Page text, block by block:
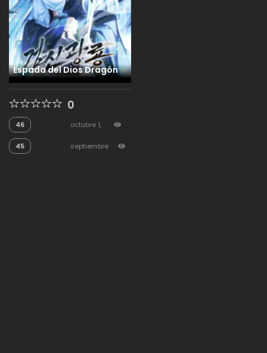
Espada del Dios Dragón
0
46
octubre 1,
45
septiembre